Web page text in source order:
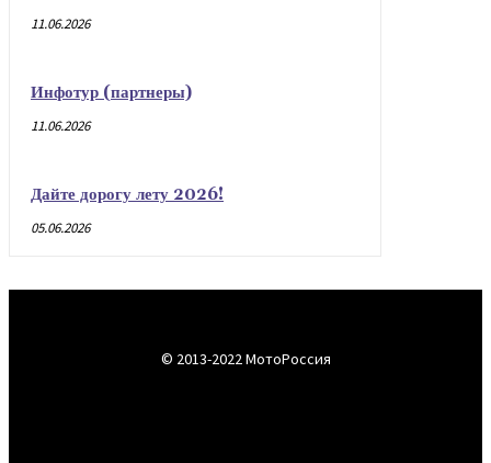
11.06.2026
Инфотур (партнеры)
11.06.2026
Дайте дорогу лету 2026!
05.06.2026
© 2013-2022 МотоРоссия